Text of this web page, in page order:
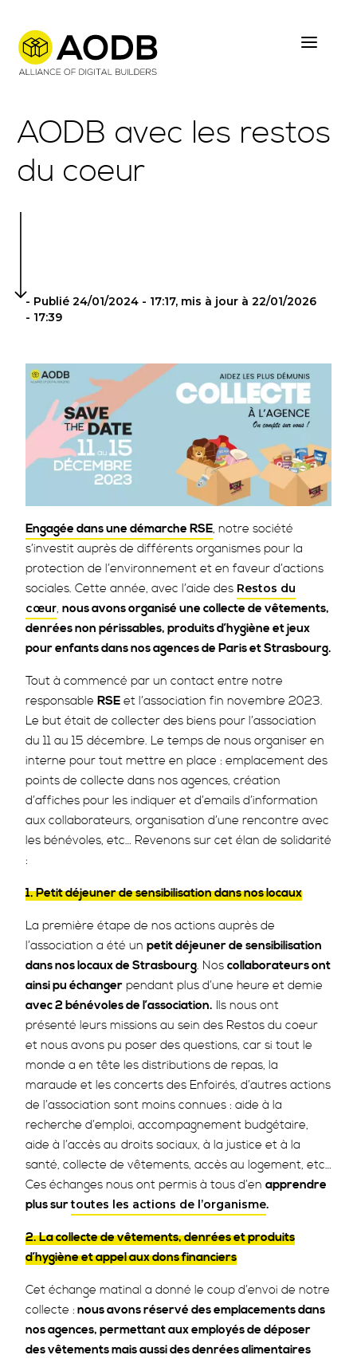
AODB avec les restos
du coeur
- Publié 24/01/2024 - 17:17, mis à jour à 22/01/2026
- 17:39
Image
Engagée dans une démarche RSE, notre société
s’investit auprès de différents organismes pour la
protection de l’environnement et en faveur d’actions
sociales. Cette année, avec l’aide des Restos du
cœur, nous avons organisé une collecte de vêtements,
denrées non périssables, produits d’hygiène et jeux
pour enfants dans nos agences de Paris et Strasbourg.
Tout à commencé par un contact entre notre
responsable RSE et l’association fin novembre 2023.
Le but était de collecter des biens pour l’association
du 11 au 15 décembre. Le temps de nous organiser en
interne pour tout mettre en place : emplacement des
points de collecte dans nos agences, création
d’affiches pour les indiquer et d’emails d’information
aux collaborateurs, organisation d’une rencontre avec
les bénévoles, etc… Revenons sur cet élan de solidarité
:
1. Petit déjeuner de sensibilisation dans nos locaux
La première étape de nos actions auprès de
l’association a été un petit déjeuner de sensibilisation
dans nos locaux de Strasbourg. Nos collaborateurs ont
ainsi pu échanger pendant plus d’une heure et demie
avec 2 bénévoles de l’association. Ils nous ont
présenté leurs missions au sein des Restos du coeur
et nous avons pu poser des questions, car si tout le
monde a en tête les distributions de repas, la
maraude et les concerts des Enfoirés, d’autres actions
de l’association sont moins connues : aide à la
recherche d’emploi, accompagnement budgétaire,
aide à l’accès au droits sociaux, à la justice et à la
santé, collecte de vêtements, accès au logement, etc…
Ces échanges nous ont permis à tous d’en apprendre
plus surtoutes les actions de l’organisme.
2. La collecte de vêtements, denrées et produits
d’hygiène et appel aux dons financiers
Cet échange matinal a donné le coup d’envoi de notre
collecte : nous avons réservé des emplacements dans
nos agences, permettant aux employés de déposer
des vêtements mais aussi des denrées alimentaires